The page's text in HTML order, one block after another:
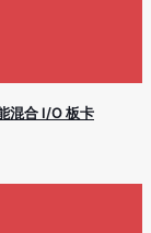
混合 I/O 板卡